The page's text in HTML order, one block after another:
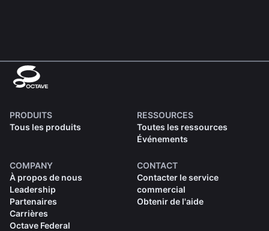
PRODUITS
Tous les produits
RESSOURCES
Toutes les ressources
Événements
COMPANY
À propos de nous
Leadership
Partenaires
Carrières
Octave Federal
CONTACT
Contacter le service
commercial
Obtenir de l'aide